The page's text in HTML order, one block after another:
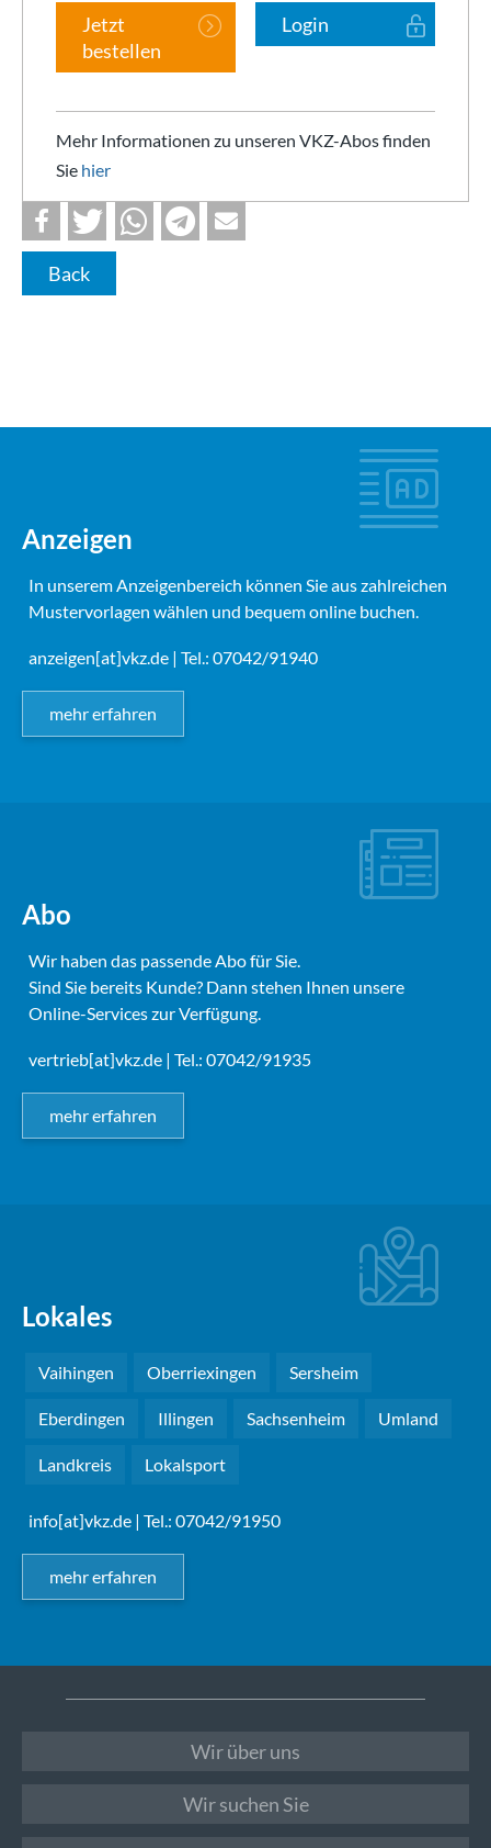
Jetzt
bestellen
Login
Mehr Informationen zu unseren VKZ-Abos finden
Sie hier
Back
Anzeigen
In unserem Anzeigenbereich können Sie aus zahlreichen
Mustervorlagen wählen und bequem online buchen.
anzeigen[at]vkz.de | Tel.: 07042/91940
mehr erfahren
Abo
Wir haben das passende Abo für Sie.
Sind Sie bereits Kunde? Dann stehen Ihnen unsere
Online-Services zur Verfügung.
vertrieb[at]vkz.de | Tel.: 07042/91935
mehr erfahren
Lokales
Vaihingen Oberriexingen Sersheim
Eberdingen Illingen Sachsenheim Umland
Landkreis Lokalsport
info[at]vkz.de | Tel.: 07042/91950
mehr erfahren
Wir über uns
Wir suchen Sie